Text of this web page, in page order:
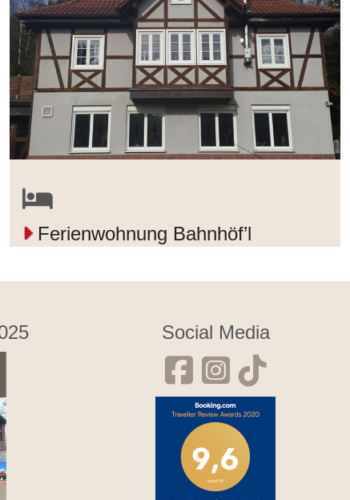
Ferienwohnung Bahnhöf’l
Social Media